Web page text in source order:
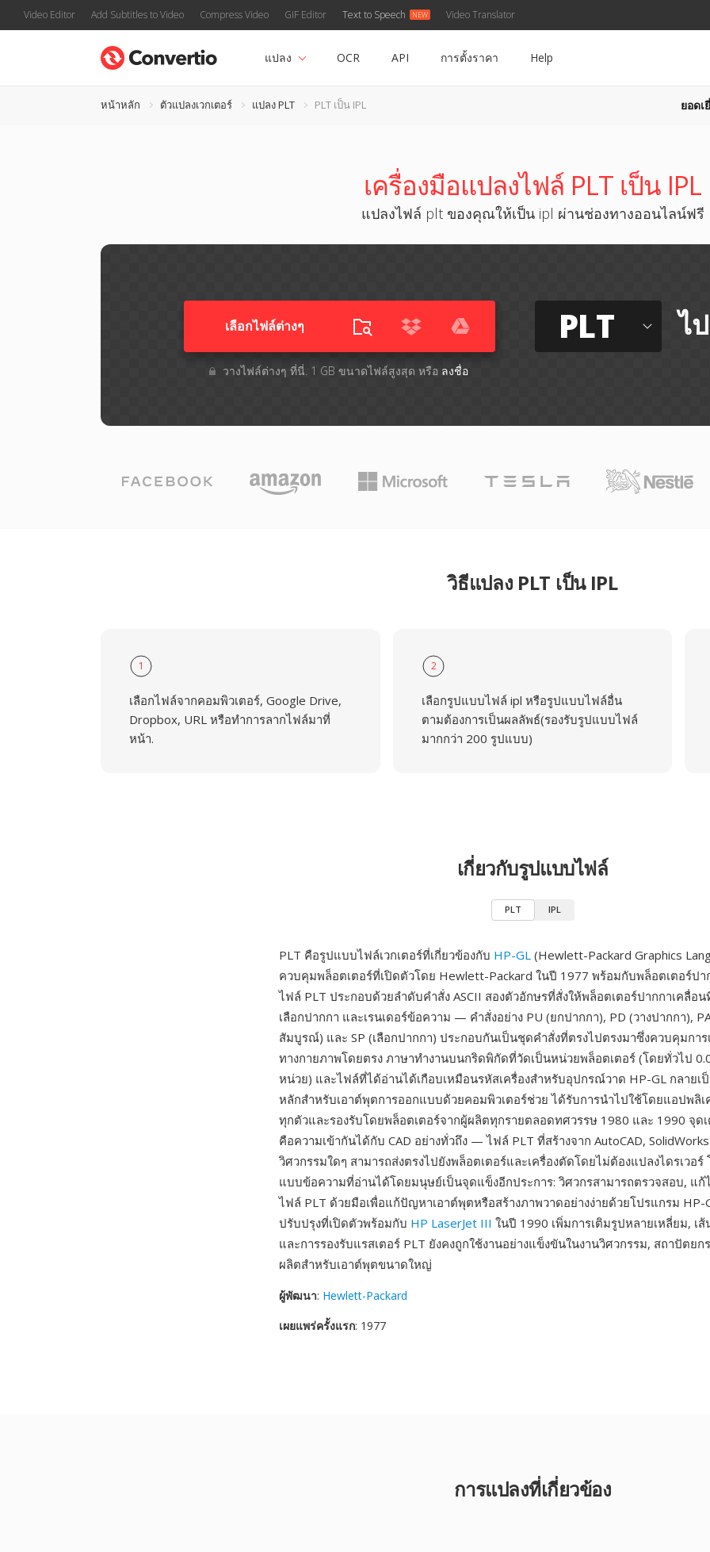
Video Editor Add Subtitles to Video Compress Video GIF Editor Text to Speech Video Translator
แปลง OCR API การตั้งราคา Help
หน้าหลัก ตัวแปลงเวกเตอร์ แปลง PLT PLT เป็น IPL ยอดเ
เครื่องมือแปลงไฟล์ PLT เป็น IPL
แปลงไฟล์ plt ของคุณให้เป็น ipl ผ่านช่องทางออนไลน์ฟรี
เลือกไฟล์ต่างๆ​
วางไฟล์ต่างๆ​ ที่นี่. 1 GB ขนาดไฟล์สูงสุด หรือ ลงชื่อ
PLT ไ
วิธีแปลง PLT เป็น IPL
1
เลือกไฟล์จากคอมพิวเตอร์, Google Drive,
Dropbox, URL หรือทำการลากไฟล์มาที่
หน้า.
2
เลือกรูปแบบไฟล์ ipl หรือรูปแบบไฟล์อื่น
ตามต้องการเป็นผลลัพธ์(รองรับรูปแบบไฟล์
มากกว่า 200 รูปแบบ)
เกี่ยวกับรูปแบบไฟล์
PLT IPL
PLT คือรูปแบบไฟล์เวกเตอร์ที่เกี่ยวข้องกับ HP-GL (Hewlett-Packard Graphics
ควบคุมพล็อตเตอร์ที่เปิดตัวโดย Hewlett-Packard ในปี 1977 พร้อมกับพล็อตเตอร์ปา
ไฟล์ PLT ประกอบด้วยลำดับคำสั่ง ASCII สองตัวอักษรที่สั่งให้พล็อตเตอร์ปากกาเคลื่อน
เลือกปากกา และเรนเดอร์ข้อความ — คำสั่งอย่าง PU (ยกปากกา), PD (วางปากกา),
สัมบูรณ์) และ SP (เลือกปากกา) ประกอบกันเป็นชุดคำสั่งที่ตรงไปตรงมาซึ่งควบคุมกา
ทางกายภาพโดยตรง ภาษาทำงานบนกริดพิกัดที่วัดเป็นหน่วยพล็อตเตอร์ (โดยทั่วไป
หน่วย) และไฟล์ที่ได้อ่านได้เกือบเหมือนรหัสเครื่องสำหรับอุปกรณ์วาด HP-GL กลายเ
หลักสำหรับเอาต์พุตการออกแบบด้วยคอมพิวเตอร์ช่วย ได้รับการนำไปใช้โดยแอปพลิเ
ทุกตัวและรองรับโดยพล็อตเตอร์จากผู้ผลิตทุกรายตลอดทศวรรษ 1980 และ 1990 จุด
คือความเข้ากันได้กับ CAD อย่างทั่วถึง — ไฟล์ PLT ที่สร้างจาก AutoCAD,
วิศวกรรมใดๆ สามารถส่งตรงไปยังพล็อตเตอร์และเครื่องตัดโดยไม่ต้องแปลงไดรเวอร์
แบบข้อความที่อ่านได้โดยมนุษย์เป็นจุดแข็งอีกประการ: วิศวกรสามารถตรวจสอบ, แก้
ไฟล์ PLT ด้วยมือเพื่อแก้ปัญหาเอาต์พุตหรือสร้างภาพวาดอย่างง่ายด้วยโปรแกรม HP-
ปรับปรุงที่เปิดตัวพร้อมกับ HP LaserJet III ในปี 1990 เพิ่มการเติมรูปหลายเหลี่ยม, เ
และการรองรับแรสเตอร์ PLT ยังคงถูกใช้งานอย่างแข็งขันในงานวิศวกรรม, สถาปัตยก
ผลิตสำหรับเอาต์พุตขนาดใหญ่
ผู้พัฒนา: Hewlett-Packard
เผยแพร่ครั้งแรก: 1977
การแปลงที่เกี่ยวข้อง